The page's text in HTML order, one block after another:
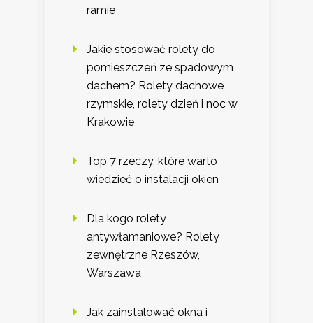
ramie
Jakie stosować rolety do
pomieszczeń ze spadowym
dachem? Rolety dachowe
rzymskie, rolety dzień i noc w
Krakowie
Top 7 rzeczy, które warto
wiedzieć o instalacji okien
Dla kogo rolety
antywłamaniowe? Rolety
zewnętrzne Rzeszów,
Warszawa
Jak zainstalować okna i